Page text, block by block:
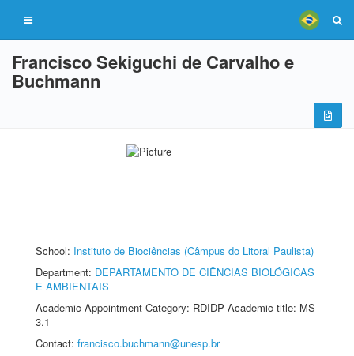
Francisco Sekiguchi de Carvalho e
Buchmann
School: Instituto de Biociências (Câmpus do Litoral Paulista)
Department: DEPARTAMENTO DE CIÊNCIAS BIOLÓGICAS
E AMBIENTAIS
Academic Appointment Category: RDIDP Academic title: MS-
3.1
Contact: francisco.buchmann@unesp.br